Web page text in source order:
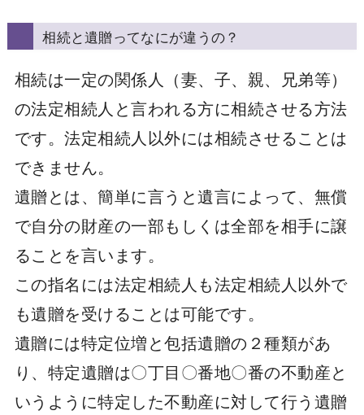
相続と遺贈ってなにが違うの？
相続は一定の関係人（妻、子、親、兄弟等）
の法定相続人と言われる方に相続させる方法
です。法定相続人以外には相続させることは
できません。
遺贈とは、簡単に言うと遺言によって、無償
で自分の財産の一部もしくは全部を相手に譲
ることを言います。
この指名には法定相続人も法定相続人以外で
も遺贈を受けることは可能です。
遺贈には特定位増と包括遺贈の２種類があ
り、特定遺贈は〇丁目〇番地〇番の不動産と
いうように特定した不動産に対して行う遺贈